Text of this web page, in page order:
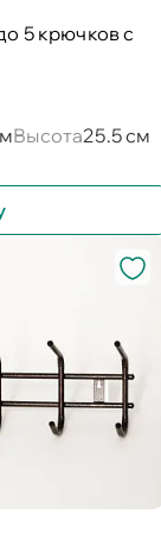
5 крючков с
Высота25.5 см